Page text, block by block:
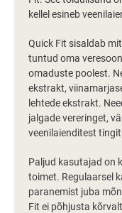
kellel esineb
Quick Fit sisaldab
tuntud oma
omaduste poolest.
ekstrakt,
lehtede ekstrakt.
jalgade vereringet,
veenilaienditest
Paljud kasutajad on
toimet. Regulaarsel
paranemist juba
Fit ei põhjusta